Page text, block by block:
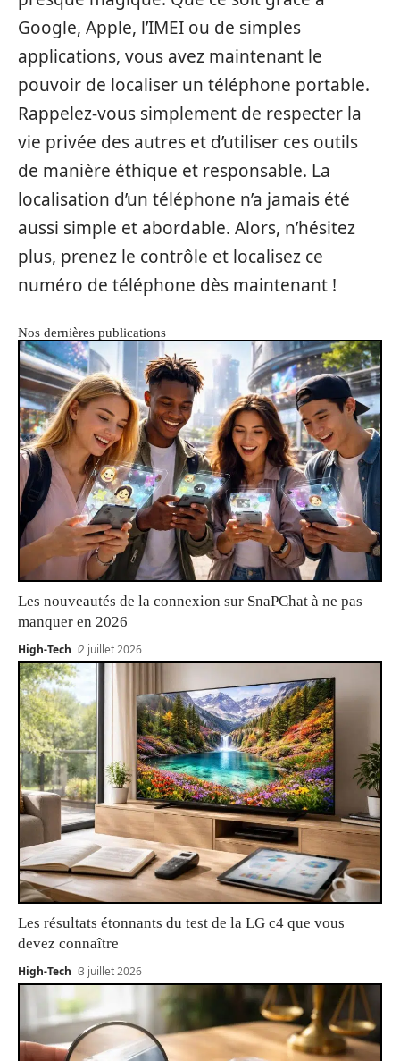
Google, Apple, l’IMEI ou de simples
applications, vous avez maintenant le
pouvoir de localiser un téléphone portable.
Rappelez-vous simplement de respecter la
vie privée des autres et d’utiliser ces outils
de manière éthique et responsable. La
localisation d’un téléphone n’a jamais été
aussi simple et abordable. Alors, n’hésitez
plus, prenez le contrôle et localisez ce
numéro de téléphone dès maintenant !
Nos dernières publications
Les nouveautés de la connexion sur SnaPChat à ne pas
manquer en 2026
High-Tech 2 juillet 2026
Les résultats étonnants du test de la LG c4 que vous
devez connaître
High-Tech 3 juillet 2026